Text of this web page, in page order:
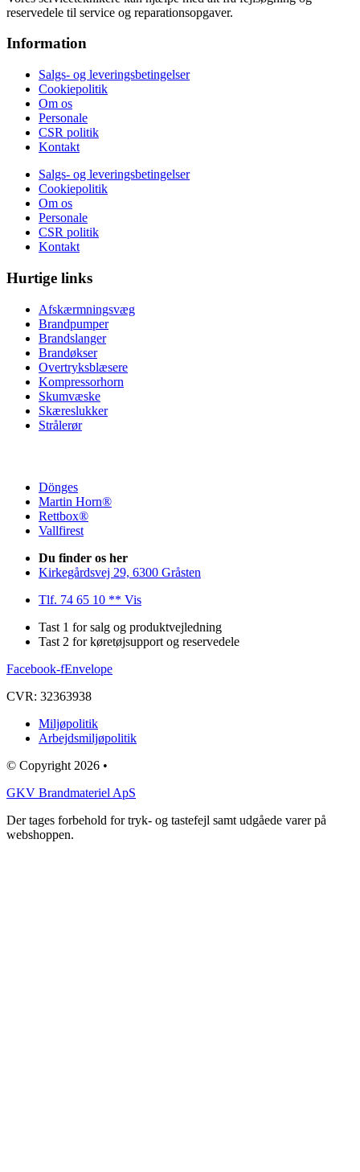
reservedele til service og reparationsopgaver.
Information
Salgs- og leveringsbetingelser
Cookiepolitik
Om os
Personale
CSR politik
Kontakt
Salgs- og leveringsbetingelser
Cookiepolitik
Om os
Personale
CSR politik
Kontakt
Hurtige links
Afskærmningsvæg
Brandpumper
Brandslanger
Brandøkser
Overtryksblæsere
Kompressorhorn
Skumvæske
Skæreslukker
Strålerør
Dönges
Martin Horn®
Rettbox®
Vallfirest
Du finder os her
Kirkegårdsvej 29, 6300 Gråsten
Tlf. 74 65 10 ** Vis
Tast 1 for salg og produktvejledning
Tast 2 for køretøjsupport og reservedele
Facebook-fEnvelope
CVR: 32363938
Miljøpolitik
Arbejdsmiljøpolitik
© Copyright 2026 •
GKV Brandmateriel ApS
Der tages forbehold for tryk- og tastefejl samt udgåede varer på
webshoppen.